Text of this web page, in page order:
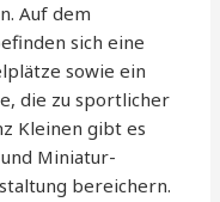
Auf dem
sich eine
sowie ein
die zu sportlicher
Kleinen gibt es
Miniatur-
bereichern.